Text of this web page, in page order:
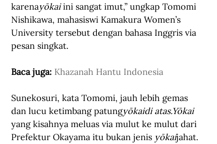
karenayōkai ini sangat imut,” ungkap Tomomi
Nishikawa, mahasiswi Kamakura Women’s
University tersebut dengan bahasa Inggris via
pesan singkat.
Baca juga: Khazanah Hantu Indonesia
Sunekosuri, kata Tomomi, jauh lebih gemas
dan lucu ketimbang patungyōkaidi atas.Yōkai
yang kisahnya meluas via mulut ke mulut dari
Prefektur Okayama itu bukan jenis yōkaijahat.